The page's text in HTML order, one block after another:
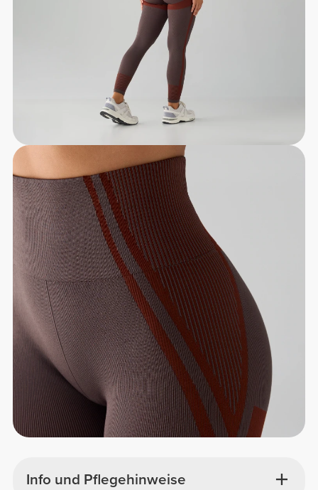
Info und Pflegehinweise